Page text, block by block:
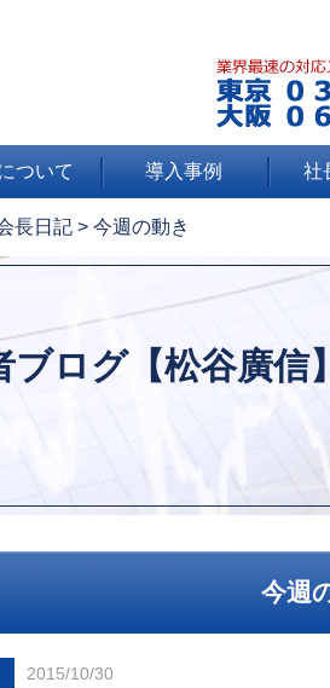
ついて 導入事例 社
長日記 > 今週の動き
ログ【松谷廣信】
今週
2015/10/30